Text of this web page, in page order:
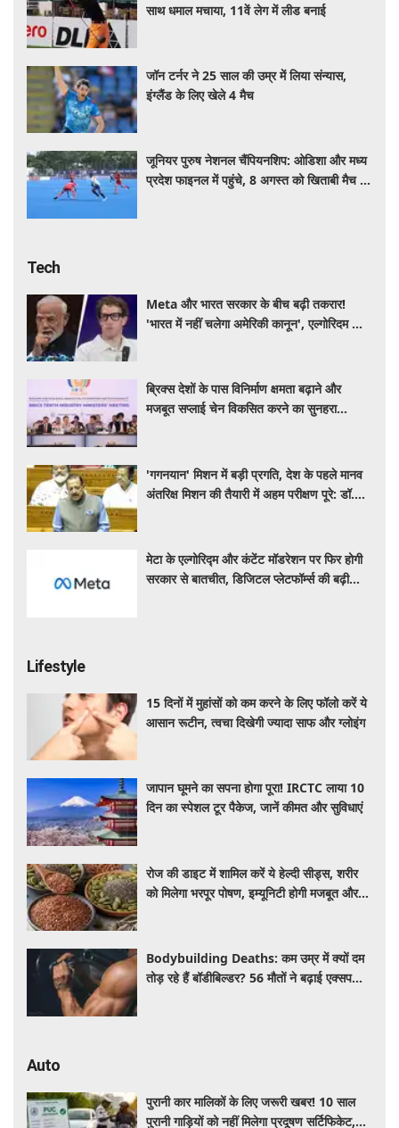
साथ धमाल मचाया, 11वें लेग में लीड बनाई
जॉन टर्नर ने 25 साल की उम्र में लिया संन्यास,
इंग्लैंड के लिए खेले 4 मैच
जूनियर पुरुष नेशनल चैंपियनशिप: ओडिशा और मध्य
प्रदेश फाइनल में पहुंचे, 8 अगस्त को खिताबी मैच में
Tech
Meta और भारत सरकार के बीच बढ़ी तकरार!
'भारत में नहीं चलेगा अमेरिकी कानून', एल्गोरिदम को
ब्रिक्स देशों के पास विनिर्माण क्षमता बढ़ाने और
मजबूत सप्लाई चेन विकसित करने का सुनहरा
'गगनयान' मिशन में बड़ी प्रगति, देश के पहले मानव
अंतरिक्ष मिशन की तैयारी में अहम परीक्षण पूरे: डॉ.
मेटा के एल्गोरिद्म और कंटेंट मॉडरेशन पर फिर होगी
सरकार से बातचीत, डिजिटल प्लेटफॉर्म्स की बढ़ी
Lifestyle
15 दिनों में मुहांसों को कम करने के लिए फॉलो करें ये
आसान रूटीन, त्वचा दिखेगी ज्यादा साफ और ग्लोइंग
जापान घूमने का सपना होगा पूरा! IRCTC लाया 10
दिन का स्पेशल टूर पैकेज, जानें कीमत और सुविधाएं
रोज की डाइट में शामिल करें ये हेल्दी सीड्स, शरीर
को मिलेगा भरपूर पोषण, इम्यूनिटी होगी मजबूत और
Bodybuilding Deaths: कम उम्र में क्यों दम
तोड़ रहे हैं बॉडीबिल्डर? 56 मौतों ने बढ़ाई एक्सपर्ट्स
Auto
पुरानी कार मालिकों के लिए जरूरी खबर! 10 साल
पुरानी गाड़ियों को नहीं मिलेगा प्रदूषण सर्टिफिकेट,